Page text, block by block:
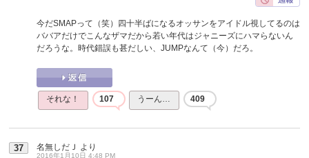
今だSMAPって（笑）四十半ばになるオッサンをアイドル視してるのは
ババアだけでこんなザマだから若い年代はジャニーズにハマらないん
だろうな。時代錯誤も甚だしい、JUMPなんて（今）だろ。
それな！ 107 うーん… 409
37 名無しだＪ より
2016年1月10日 4:48 PM